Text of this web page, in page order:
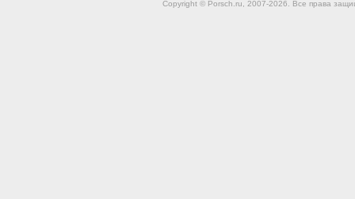
Copyright © Porsch.ru, 2007-2026. Все права